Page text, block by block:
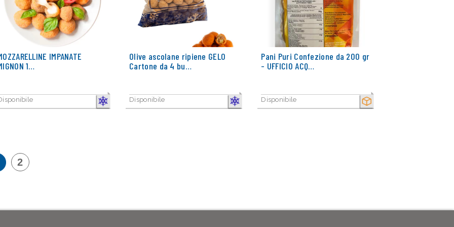
CONGELATO
IMPANATE
1…
CONGELATO
Olive ascolane ripiene GELO
Cartone da 4 bu…
Disponibile SECCO
Pani Puri Confezione da 200 gr
- UFFICIO ACQ…
Disponibile
2